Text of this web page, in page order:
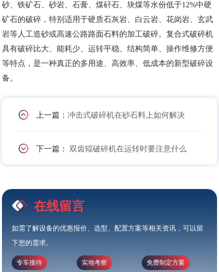
砂、铁矿石、砂岩、石膏、煤矸石、块煤等水份低于12%中硬
矿石的破碎，特别适用于硬质石灰岩、白云岩、花岗岩、玄武
岩等人工造砂或高速公路路面石料的加工破碎。复合式破碎机
具有破碎比大、能耗少、运转平稳、结构简单、操作维修方便
等特点，是一种真正的多用途、高效率、低成本的新型破碎设
备。
上一篇：冲击式破碎机在砂石料上如何解决
下一篇：双齿辊破碎机在运转时要注意什么
在线留言
如需了解设备的优惠报价、选型、配置方案等相关资讯，可以留
下您的需求。
专车接待 实地考察 免费制定方案